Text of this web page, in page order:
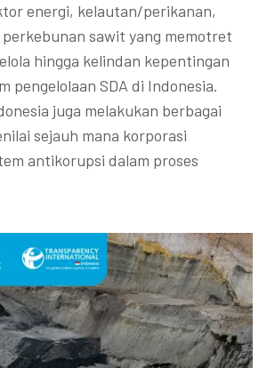
energi, kelautan/perikanan,
sawit yang memotret
hingga kelindan kepentingan
pengelolaan SDA di Indonesia.
juga melakukan berbagai
sejauh mana korporasi
antikorupsi dalam proses